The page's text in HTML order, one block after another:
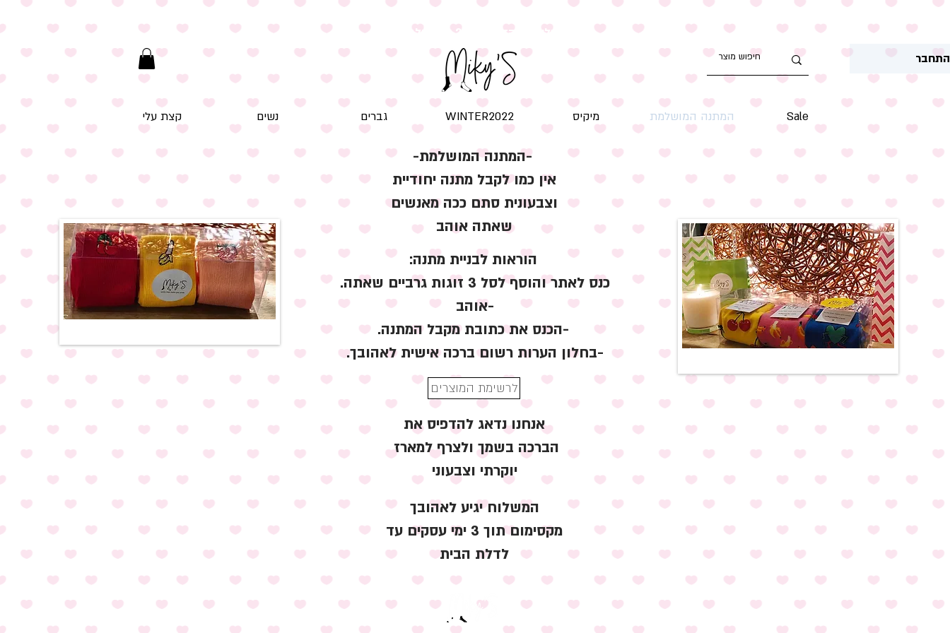
התחבר
קצת עלי נשים גברים WINTER2022 מיקיס המתנה המושלמת Sale
שליח עד הדלת! ב-20 ש"ח בלבד
-המתנה המושלמת-
אין כמו לקבל מתנה יחודיית
וצבעונית סתם ככה מאנשים
שאתה אוהב
:
.כנס לאתר והוסף לסל 3 זוגות גרביים שאתה
אוהב-
.הכנס את כתובת מקבל המתנה-
.בחלון הערות רשום ברכה אישית לאהובך-
לרשימת המוצרים
אנחנו נדאג להדפיס את
הברכה בשמך ולצרף למארז
יוקרתי וצבעוני
המשלוח יגיע לאהובך
מקסימום תוך 3 ימי עסקים עד
לדלת הבית